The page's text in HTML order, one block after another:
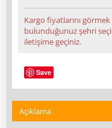
Kargo fiyatlarını
bulunduğunuz şehri
iletişime geçiniz.
Save
Açıklama